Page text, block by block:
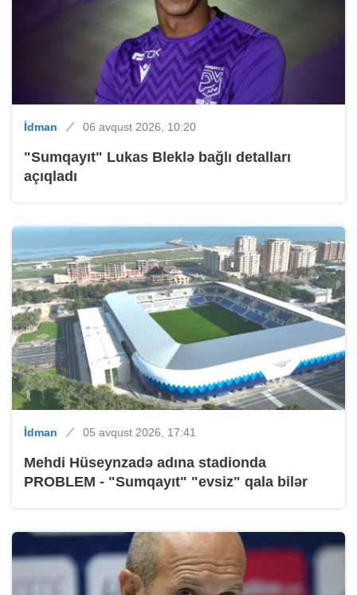
İdman 06 avqust 2026, 10:20
"Sumqayıt" Lukas Bleklə bağlı detalları
açıqladı
İdman 05 avqust 2026, 17:41
Mehdi Hüseynzadə adına stadionda
PROBLEM - "Sumqayıt" "evsiz" qala bilər